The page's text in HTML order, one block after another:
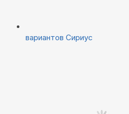
вариантов Сириус